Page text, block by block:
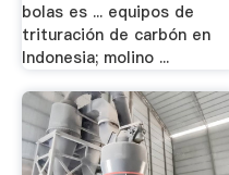
bolas es ... equipos de
trituración de carbón en
Indonesia; molino ...